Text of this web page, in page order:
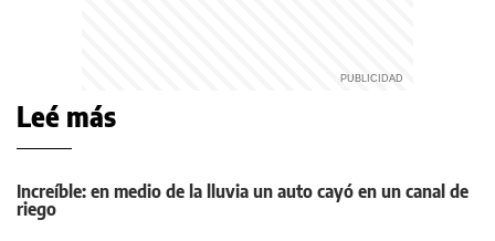
Leé más
Increíble: en medio de la lluvia un auto cayó en un canal de
riego